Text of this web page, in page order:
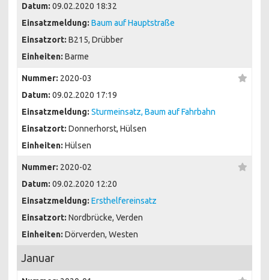
Datum: 09.02.2020 18:32
Einsatzmeldung: Baum auf Hauptstraße
Einsatzort: B215, Drübber
Einheiten: Barme
Nummer: 2020-03
Datum: 09.02.2020 17:19
Einsatzmeldung: Sturmeinsatz, Baum auf Fahrbahn
Einsatzort: Donnerhorst, Hülsen
Einheiten: Hülsen
Nummer: 2020-02
Datum: 09.02.2020 12:20
Einsatzmeldung: Ersthelfereinsatz
Einsatzort: Nordbrücke, Verden
Einheiten: Dörverden, Westen
Januar